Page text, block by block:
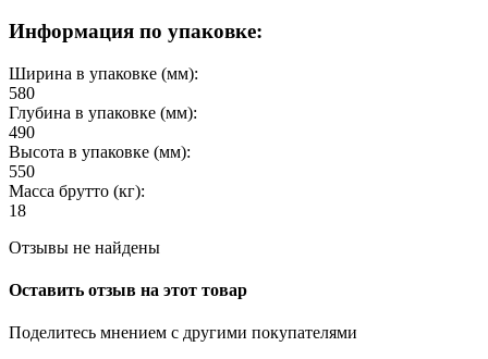
Информация по упаковке:
Ширина в упаковке (мм):
580
Глубина в упаковке (мм):
490
Высота в упаковке (мм):
550
Масса брутто (кг):
18
Отзывы не найдены
Оставить отзыв на этот товар
Поделитесь мнением с другими покупателями